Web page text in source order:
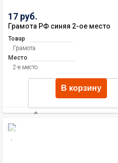
17 руб.
Грамота РФ синяя 2-ое место
Товар
Грамота
Место
2-е место
В корзину